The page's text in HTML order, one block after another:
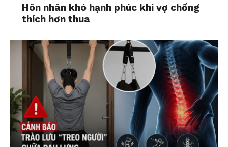
Hôn nhân khó hạnh phúc khi vợ chồng
thích hơn thua